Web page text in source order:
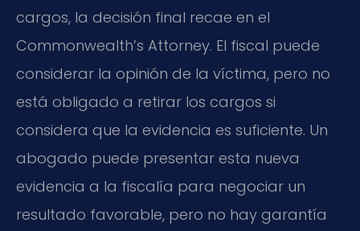
cargos, la decisión final recae en el
Commonwealth’s Attorney. El fiscal puede
considerar la opinión de la víctima, pero no
está obligado a retirar los cargos si
considera que la evidencia es suficiente. Un
abogado puede presentar esta nueva
evidencia a la fiscalía para negociar un
resultado favorable, pero no hay garantía